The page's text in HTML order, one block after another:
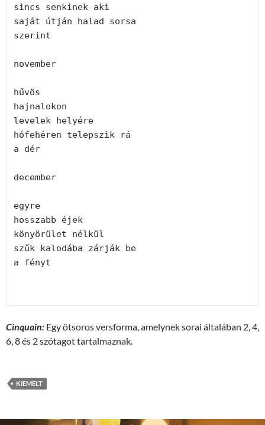
sincs senkinek aki
saját útján halad sorsa
szerint
november
hűvös
hajnalokon
levelek helyére
hófehéren telepszik rá
a dér
december
egyre
hosszabb éjek
könyörület nélkül
szűk kalodába zárják be
a fényt
Cinquain: Egy ötsoros versforma, amelynek sorai általában 2, 4,
6, 8 és 2 szótagot tartalmaznak.
KIEMELT